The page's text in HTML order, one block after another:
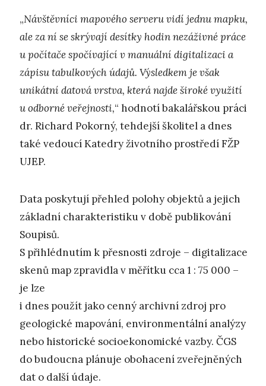
„Návštěvníci mapového serveru vidí jednu mapku,
ale za ní se skrývají desítky hodin nezáživné práce
u počítače spočívající v manuální digitalizaci a
zápisu tabulkových údajů. Výsledkem je však
unikátní datová vrstva, která najde široké využití
u odborné veřejnosti,“ hodnotí bakalářskou práci
dr. Richard Pokorný, tehdejší školitel a dnes
také vedoucí Katedry životního prostředí FŽP
UJEP.
Data poskytují přehled polohy objektů a jejich
základní charakteristiku v době publikování
Soupisů.
S přihlédnutím k přesnosti zdroje – digitalizace
skenů map zpravidla v měřítku cca 1 : 75 000 –
je lze
i dnes použít jako cenný archivní zdroj pro
geologické mapování, environmentální analýzy
nebo historické socioekonomické vazby. ČGS
do budoucna plánuje obohacení zveřejněných
dat o další údaje.